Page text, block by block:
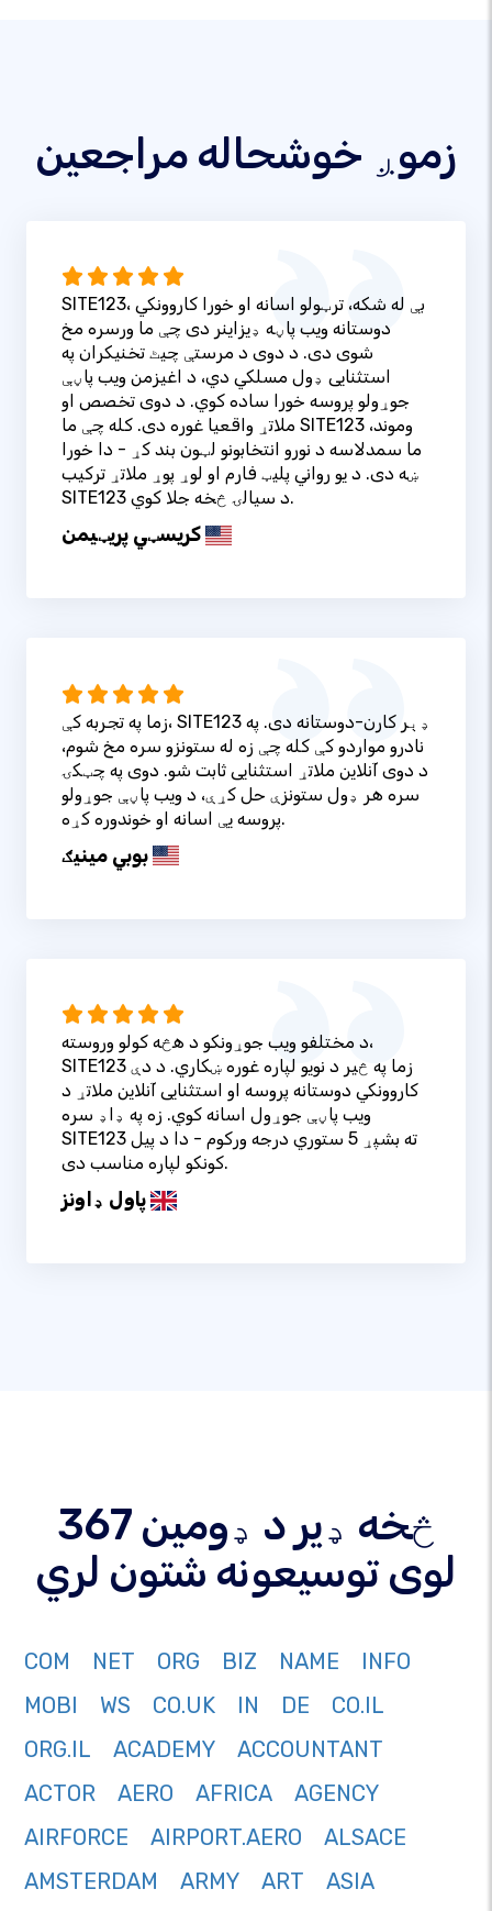
زموږ خوشحاله مراجعین
SITE123، بې له شکه، ترټولو اسانه او خورا کاروونکي
دوستانه ویب پاڼه ډیزاینر دی چې ما ورسره مخ
شوی دی. د دوی د مرستې چیٹ تخنیکران په
استثنایی ډول مسلکي دي، د اغیزمن ویب پاڼې
جوړولو پروسه خورا ساده کوي. د دوی تخصص او
ملاتړ واقعیا غوره دی. کله چې ما SITE123 وموند،
ما سمدلاسه د نورو انتخابونو لټون بند کړ - دا خورا
ښه دی. د یو رواني پلیټ فارم او لوړ پوړ ملاتړ ترکیب
SITE123 د سیالۍ څخه جلا کوي.
کریسټي پریټيمن
زما په تجربه کې، SITE123 ډېر کارن-دوستانه دی. په
نادرو مواردو کې کله چې زه له ستونزو سره مخ شوم،
د دوی آنلاین ملاتړ استثنایی ثابت شو. دوی په چټکۍ
سره هر ډول ستونزې حل کړې، د ویب پاڼې جوړولو
پروسه یې اسانه او خوندوره کړه.
بوبي مینیګ
د مختلفو ویب جوړونکو د هڅه کولو وروسته،
SITE123 زما په څیر د نویو لپاره غوره ښکاري. د دې
کاروونکي دوستانه پروسه او استثنایی آنلاین ملاتړ د
ویب پاڼې جوړول اسانه کوي. زه په ډاډ سره
SITE123 ته بشپړ 5 ستوري درجه ورکوم - دا د پیل
کونکو لپاره مناسب دی.
پاول ډاونز
367 څخه ډیر د ډومین
لوی توسیعونه شتون لري
COM NET ORG BIZ NAME
INFO
MOBI
WS CO.UK IN DE
CO.IL
ORG.IL
ACADEMY
ACCOUNTANT
ACTOR
AERO AFRICA
AGENCY
AIRFORCE
AIRPORT.AERO
ALSACE
AMSTERDAM
ARMY ART
ASIA